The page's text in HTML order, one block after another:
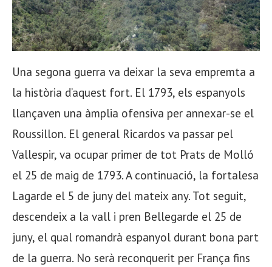
Una segona guerra va deixar la seva empremta a
la història d’aquest fort. El 1793, els espanyols
llançaven una àmplia ofensiva per annexar-se el
Roussillon. El general Ricardos va passar pel
Vallespir, va ocupar primer de tot Prats de Molló
el 25 de maig de 1793. A continuació, la fortalesa
Lagarde el 5 de juny del mateix any. Tot seguit,
descendeix a la vall i pren Bellegarde el 25 de
juny, el qual romandrà espanyol durant bona part
de la guerra. No serà reconquerit per França fins